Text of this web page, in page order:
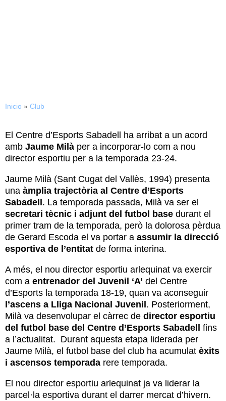
Inicio » Club
El Centre d’Esports Sabadell ha arribat a un acord
amb Jaume Milà per a incorporar-lo com a nou
director esportiu per a la temporada 23-24.
Jaume Milà (Sant Cugat del Vallès, 1994) presenta
una àmplia trajectòria al Centre d’Esports
Sabadell . La temporada passada, Milà va ser el
secretari tècnic i adjunt del futbol base durant el
primer tram de la temporada, però la dolorosa pèrdua
de Gerard Escoda el va portar a assumir la direcció
esportiva de l’entitat de forma interina.
A més, el nou director esportiu arlequinat va exercir
com a entrenador del Juvenil ‘A’ del Centre
d’Esports la temporada 18-19, quan va aconseguir
l’ascens a Lliga Nacional Juvenil . Posteriorment,
Milà va desenvolupar el càrrec de director esportiu
del futbol base del Centre d’Esports Sabadell
fins
a l’actualitat. Durant aquesta etapa liderada per
Jaume Milà, el futbol base del club ha acumulat èxits
i ascensos temporada rere temporada.
El nou director esportiu arlequinat ja va liderar la
parcel·la esportiva durant el darrer mercat d’hivern.